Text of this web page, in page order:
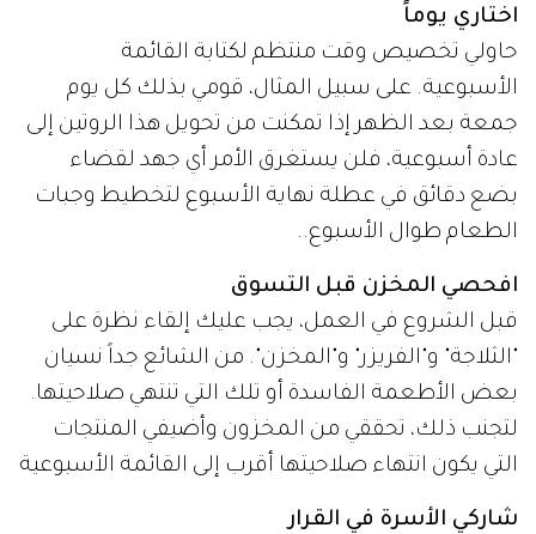
اختاري يوماً
حاولي تخصيص وقت منتظم لكتابة القائمة
الأسبوعية. على سبيل المثال، قومي بذلك كل يوم
جمعة بعد الظهر إذا تمكنت من تحويل هذا الروتين إلى
عادة أسبوعية، فلن يستغرق الأمر أي جهد لقضاء
بضع دقائق في عطلة نهاية الأسبوع لتخطيط وجبات
الطعام طوال الأسبوع..
افحصي المخزن قبل التسوق
قبل الشروع في العمل، يجب عليك إلقاء نظرة على
"الثلاجة" و"الفريزر" و"المخزن". من الشائع جداً نسيان
بعض الأطعمة الفاسدة أو تلك التي تنتهي صلاحيتها.
لتجنب ذلك، تحققي من المخزون وأضيفي المنتجات
التي يكون انتهاء صلاحيتها أقرب إلى القائمة الأسبوعية
شاركي الأسرة في القرار